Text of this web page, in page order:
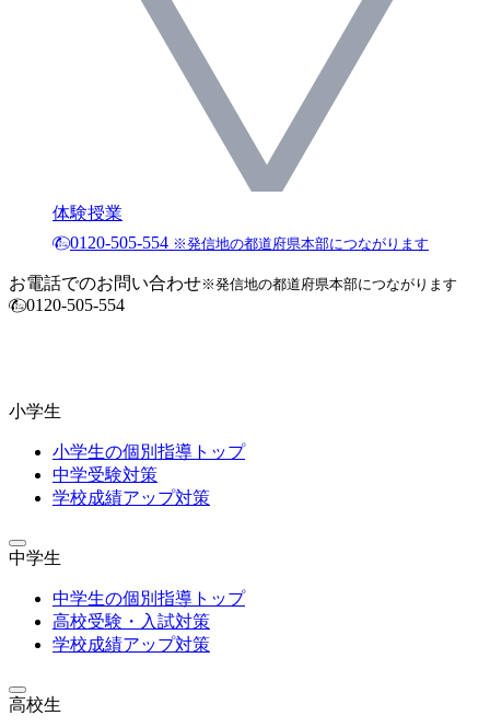
体験授業
0120-505-554 ※発信地の都道府県本部につながります
お電話でのお問い合わせ※発信地の都道府県本部につながります
0120-505-554
小学生
小学生の個別指導トップ
中学受験対策
学校成績アップ対策
中学生
中学生の個別指導トップ
高校受験・入試対策
学校成績アップ対策
高校生